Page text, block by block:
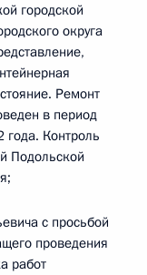
городской
округа
Ремонт
в период
Контроль
Подольской
с просьбой
проведения
работ